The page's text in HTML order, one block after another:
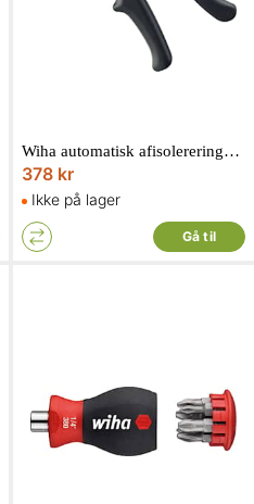
Wiha automatisk afisolereringsværktøj 0,2-6 mm2
378 kr
Ikke på lager
Gå til